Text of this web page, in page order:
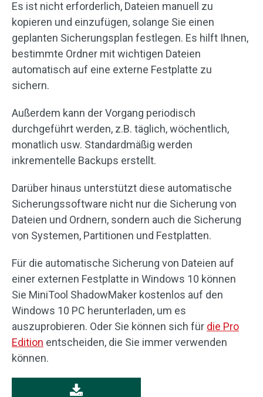
Es ist nicht erforderlich, Dateien manuell zu
kopieren und einzufügen, solange Sie einen
geplanten Sicherungsplan festlegen. Es hilft Ihnen,
bestimmte Ordner mit wichtigen Dateien
automatisch auf eine externe Festplatte zu
sichern.
Außerdem kann der Vorgang periodisch
durchgeführt werden, z.B. täglich, wöchentlich,
monatlich usw. Standardmäßig werden
inkrementelle Backups erstellt.
Darüber hinaus unterstützt diese automatische
Sicherungssoftware nicht nur die Sicherung von
Dateien und Ordnern, sondern auch die Sicherung
von Systemen, Partitionen und Festplatten.
Für die automatische Sicherung von Dateien auf
einer externen Festplatte in Windows 10 können
Sie MiniTool ShadowMaker kostenlos auf den
Windows 10 PC herunterladen, um es
auszuprobieren. Oder Sie können sich für die Pro
Edition entscheiden, die Sie immer verwenden
können.